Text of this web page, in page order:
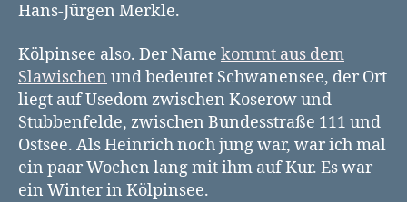
Hans-Jürgen Merkle.
Kölpinsee also. Der Name kommt aus dem
Slawischen und bedeutet Schwanensee, der Ort
liegt auf Usedom zwischen Koserow und
Stubbenfelde, zwischen Bundesstraße 111 und
Ostsee. Als Heinrich noch jung war, war ich mal
ein paar Wochen lang mit ihm auf Kur. Es war
ein Winter in Kölpinsee.